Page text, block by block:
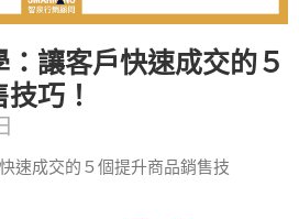
讓客戶快速成交的５
巧！
速成交的５個提升商品銷售技